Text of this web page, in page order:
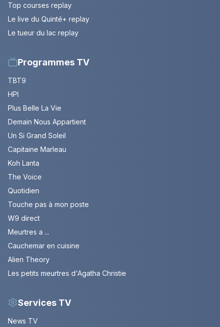
Top courses replay
Le live du Quinté+ replay
Le tueur du lac replay
Programmes TV
TBT9
HPI
Plus Belle La Vie
Demain Nous Appartient
Un Si Grand Soleil
Capitaine Marleau
Koh Lanta
The Voice
Quotidien
Touche pas à mon poste
W9 direct
Meurtres a ...
Cauchemar en cuisine
Alien Theory
Les petits meurtres d'Agatha Christie
Services TV
News TV